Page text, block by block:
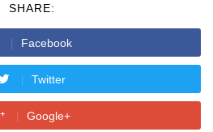
SHARE:
Facebook
Twitter
Google+